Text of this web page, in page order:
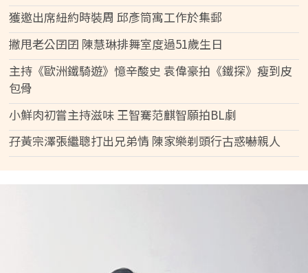
獲邀出席紐約時裝周 邱彥筒寓工作於集郵
撇甩老公囝囝 陳慧琳排舞室度過51歲生日
主持《歐洲鐵騎遊》憶辛酸史 袁偉豪拍《鐵探》瘦到皮
包骨
小鮮肉初嘗主持滋味 王智騫范麒智願拍BL劇
孖黃宗澤張繼聰打出兄弟情 陳家樂剃頭行古惑嚇親人